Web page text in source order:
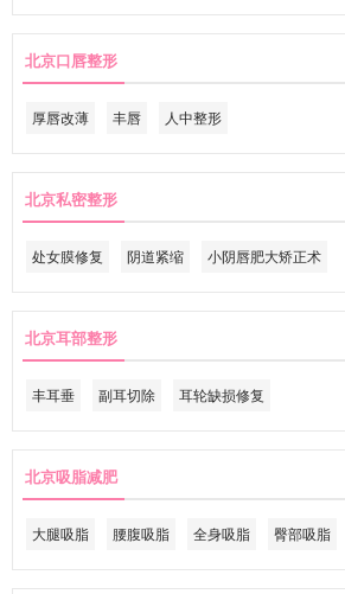
北京口唇整形
厚唇改薄 丰唇 人中整形
北京私密整形
处女膜修复 阴道紧缩 小阴唇肥大矫正术
北京耳部整形
丰耳垂 副耳切除 耳轮缺损修复
北京吸脂减肥
大腿吸脂 腰腹吸脂 全身吸脂 臀部吸脂